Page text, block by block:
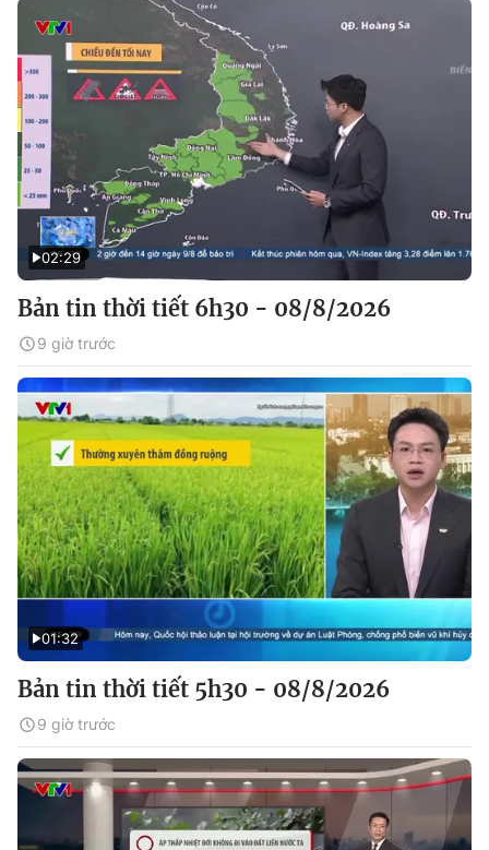
02:29
Bản tin thời tiết 6h30 - 08/8/2026
9 giờ trước
01:32
Bản tin thời tiết 5h30 - 08/8/2026
9 giờ trước